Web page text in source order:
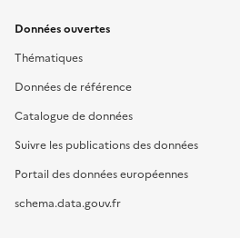
Données ouvertes
Thématiques
Données de référence
Catalogue de données
Suivre les publications des données
Portail des données européennes
schema.data.gouv.fr